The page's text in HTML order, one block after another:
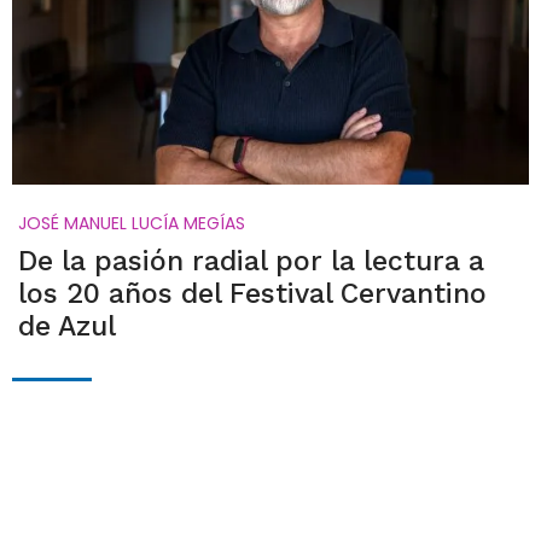
JOSÉ MANUEL LUCÍA MEGÍAS
De la pasión radial por la lectura a
los 20 años del Festival Cervantino
de Azul